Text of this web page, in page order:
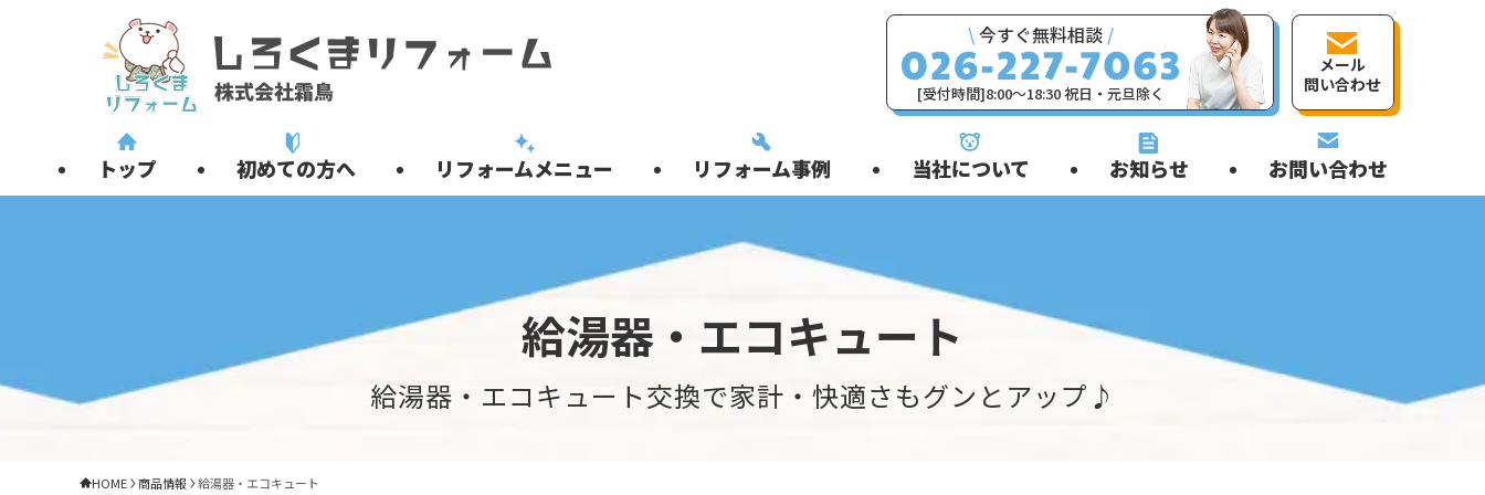
トップ 初めての方へ リフォームメニュー リフォーム事例 当社について お知らせ お問い合わせ
\今すぐ無料相談 /
[受付時間]8:00〜18:30 祝日・元旦除く
メール
問い合わせ
給湯器・エコキュート
給湯器・エコキュート交換で家計・快適さもグンとアップ♪
HOME 商品情報 給湯器・エコキュート